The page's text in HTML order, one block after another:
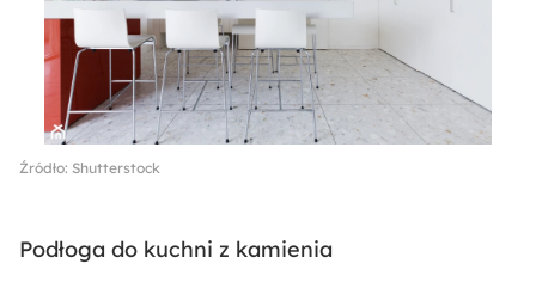
Źródło: Shutterstock
Podłoga do kuchni z kamienia